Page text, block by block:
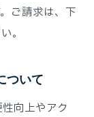
ご請求は、下
。
ついて
向上やアク